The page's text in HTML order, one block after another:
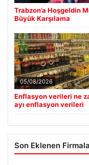
Trabzon’a Hoşgeldin
Büyük Karşılama
05/08/2026
Enflasyon verileri ne
ayı enflasyon verileri
Son Eklenen